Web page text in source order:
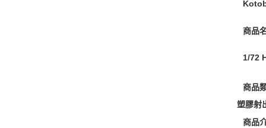
商品
1/72
商品
塑膠射
商品